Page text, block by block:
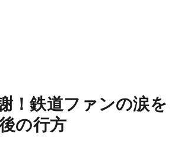
！鉄道ファンの涙を
の行方